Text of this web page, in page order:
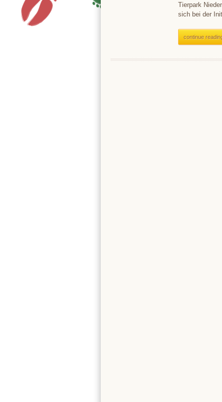
Tierpark
sich bei der
continue